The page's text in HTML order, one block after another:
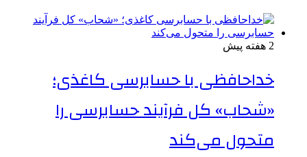
2 هفته پیش
خداحافظی با حسابرسی کاغذی؛
«شحاب» کل فرآیند حسابرسی را
متحول می‌کند